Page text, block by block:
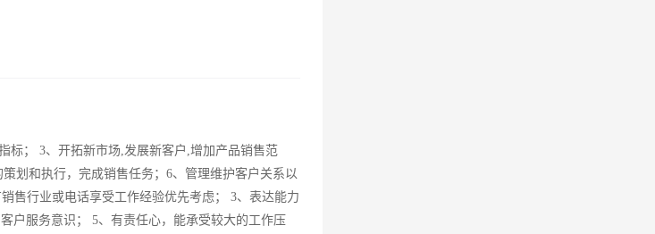
标； 3、开拓新市场,发展新客户,增加产品销售范
划和执行，完成销售任务；6、管理维护客户关系以
售行业或电话享受工作经验优先考虑； 3、表达能力
户服务意识； 5、有责任心，能承受较大的工作压